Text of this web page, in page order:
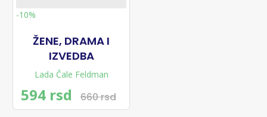
-10%
ŽENE, DRAMA I
IZVEDBA
Lada Čale Feldman
594 rsd 660 rsd